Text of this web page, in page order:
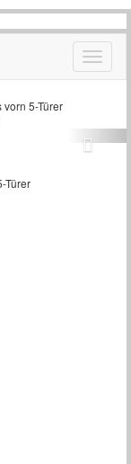
5-Türer
Türer